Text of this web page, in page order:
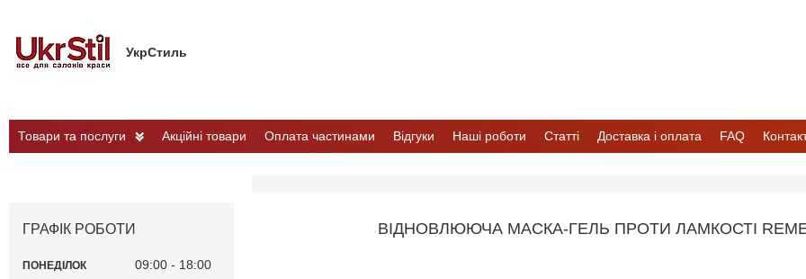
УкрСтиль
Товари та послуги Акційні товари Оплата частинами Відгуки Наші роботи Статті Доставка і оплата FAQ
ВІДНОВЛЮЮЧА МАСКА-ГЕЛЬ ПРОТИ ЛАМКОСТІ
ГРАФІК РОБОТИ
ПОНЕДІЛОК 09:00 18:00